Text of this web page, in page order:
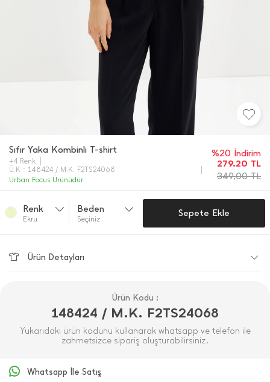
Sıfır Yaka Kombinli T-shirt
+4 Renk
Ü.K : 148424 / M.K. F2TS24068
Urban Focus Ürünüdür
%20 İndirim
279,20 TL
349,00TL
Renk
Ekru
Beden
Seçiniz
Sepete Ekle
Ürün Detayları
Ürün Kodu :
148424 / M.K. F2TS24068
Yukarıdaki ürün kodunu kullanarak whatsapp ve telefon ile
zahmetsizce sipariş oluşturabilirsiniz.
Whatsapp İle Satış